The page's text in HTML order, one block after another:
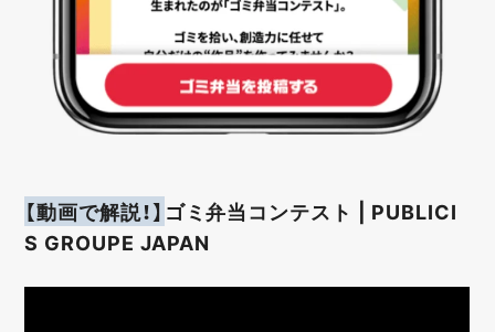
【動画で解説！】 ゴミ弁当コンテスト | PUBLICI
S GROUPE JAPAN